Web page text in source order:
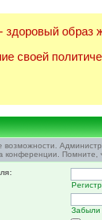
образ
своей
Забыли